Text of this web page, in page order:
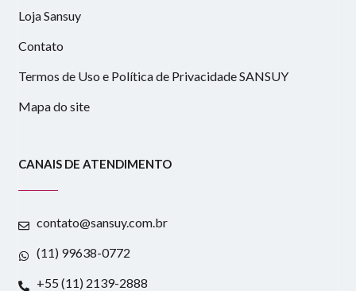
Loja Sansuy
Contato
Termos de Uso e Política de Privacidade SANSUY
Mapa do site
CANAIS DE ATENDIMENTO
contato@sansuy.com.br
(11) 99638-0772
+55 (11) 2139-2888